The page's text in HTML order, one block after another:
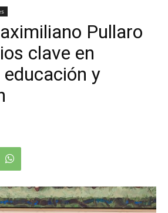
Pullaro
clave en
y